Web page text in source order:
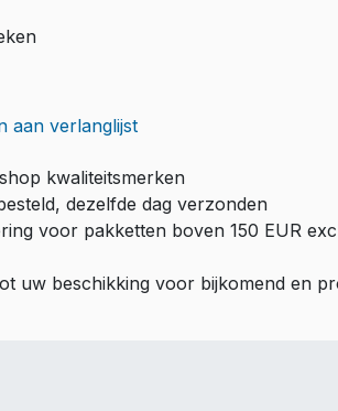
aan verlanglijst
kwaliteitsmerken
dezelfde dag verzonden
voor pakketten boven 150 EUR
uw beschikking voor bijkomend en